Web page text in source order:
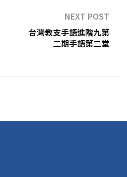
NEXT POST
台灣教支手語進階九第
二期手語第二堂